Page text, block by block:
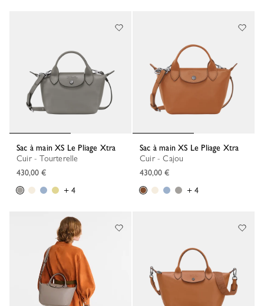
Sac à main XS Le Pliage Xtra
Cuir - Tourterelle
430,00 €
+ 4
Sac à main XS Le Pliage Xtra
Cuir - Cajou
430,00 €
+ 4